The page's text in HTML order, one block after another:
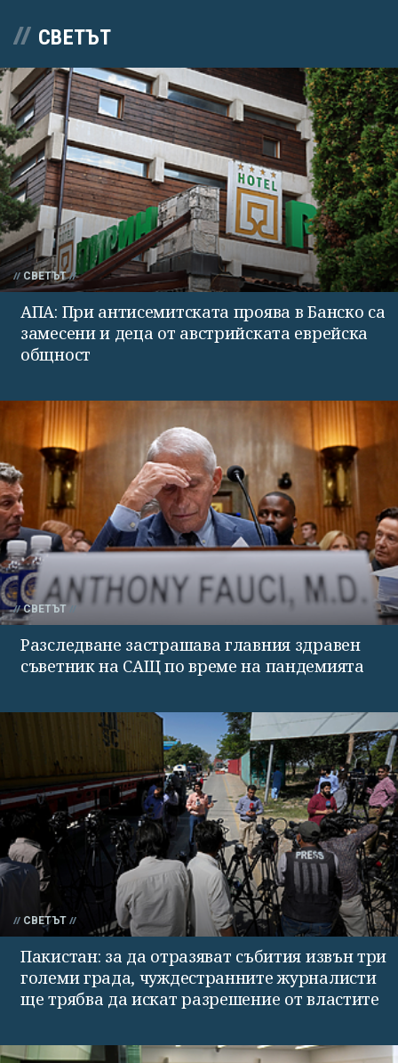
СВЕТЪТ
СВЕТЪТ
АПА: При антисемитската проява в Банско са
замесени и деца от австрийската еврейска
общност
СВЕТЪТ
Разследване застрашава главния здравен
съветник на САЩ по време на пандемията
СВЕТЪТ
Пакистан: за да отразяват събития извън три
големи града, чуждестранните журналисти
ще трябва да искат разрешение от властите